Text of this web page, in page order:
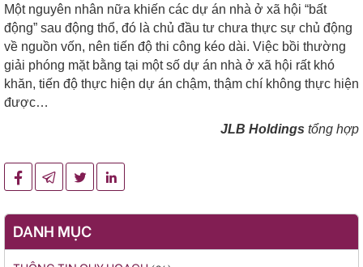
Một nguyên nhân nữa khiến các dự án nhà ở xã hội “bất
động” sau động thổ, đó là chủ đầu tư chưa thực sự chủ động
về nguồn vốn, nên tiến độ thi công kéo dài. Việc bồi thường
giải phóng mặt bằng tại một số dự án nhà ở xã hội rất khó
khăn, tiến độ thực hiện dự án chậm, thậm chí không thực hiện
được…
JLB Holdings tổng hợp
DANH MỤC